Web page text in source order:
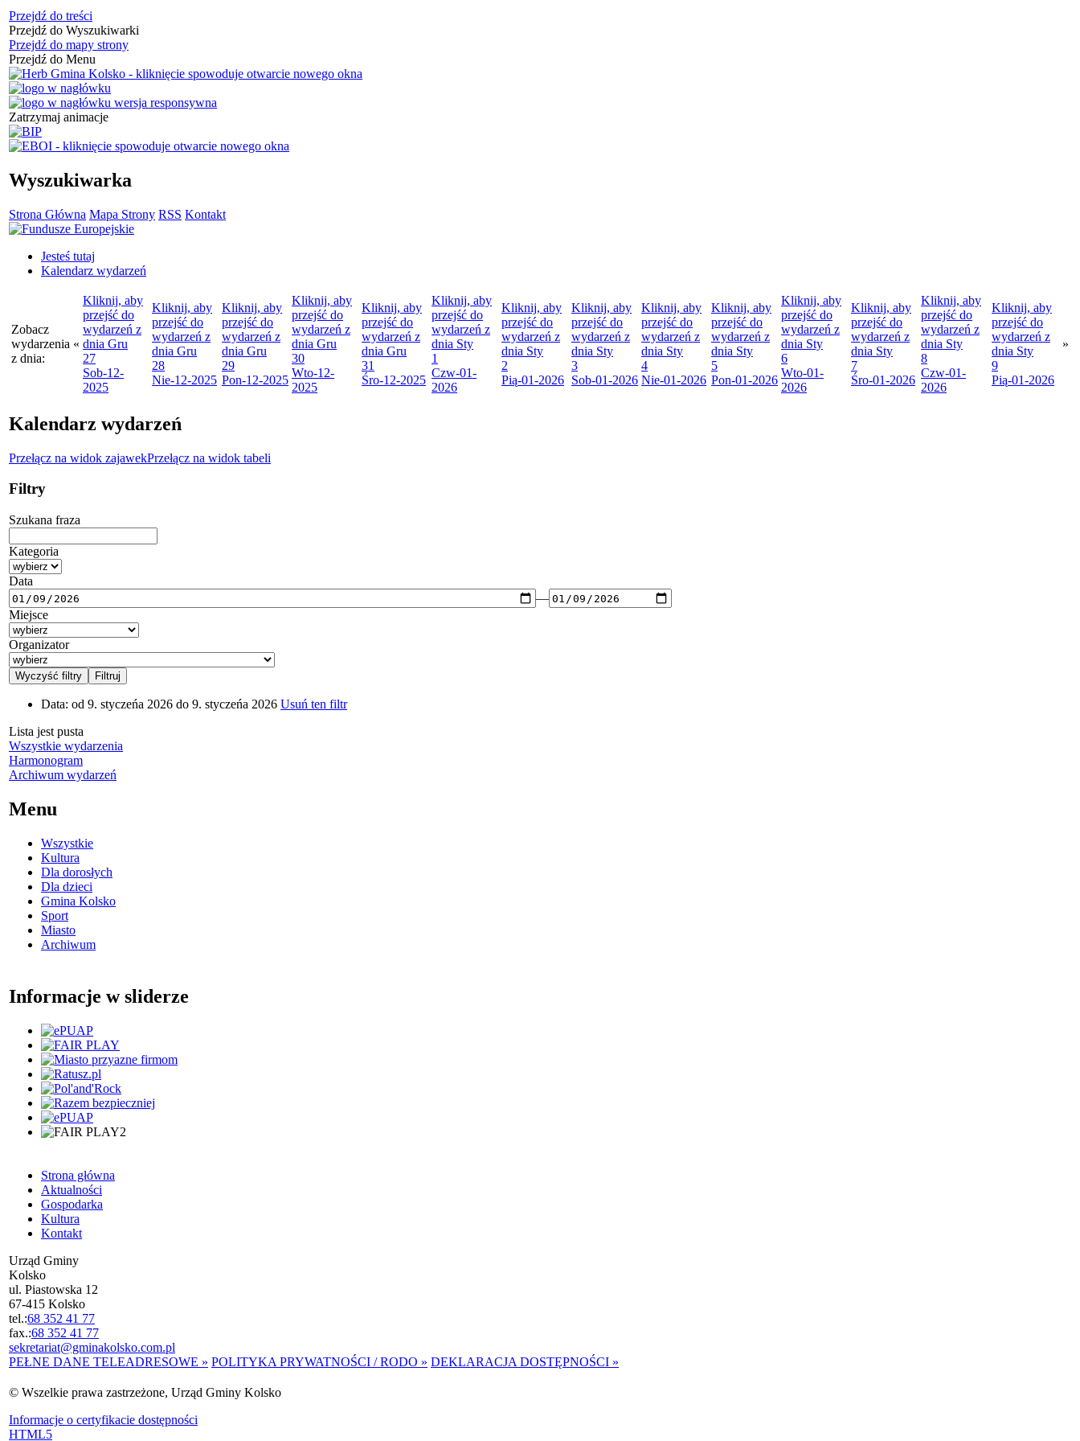
Przejdź do treści
Przejdź do Wyszukiwarki
Przejdź do mapy strony
Przejdź do Menu
Zatrzymaj animacje
Wyszukiwarka
Strona Główna Mapa Strony RSS Kontakt
Jesteś tutaj
Kalendarz wydarzeń
Zobacz
wydarzenia
z dnia:
«
Kliknij, aby
przejść do
wydarzeń z
dnia Gru
27
Sob-12-
2025
Kliknij, aby
przejść do
wydarzeń z
dnia Gru
28
Nie-12-2025
Kliknij, aby
przejść do
wydarzeń z
dnia Gru
29
Pon-12-2025
Kliknij, aby
przejść do
wydarzeń z
dnia Gru
30
Wto-12-
2025
Kliknij, aby
przejść do
wydarzeń z
dnia Gru
31
Śro-12-2025
Kliknij, aby
przejść do
wydarzeń z
dnia Sty
1
Czw-01-
2026
Kliknij, aby
przejść do
wydarzeń z
dnia Sty
2
Pią-01-2026
Kliknij, aby
przejść do
wydarzeń z
dnia Sty
3
Sob-01-2026
Kliknij, aby
przejść do
wydarzeń z
dnia Sty
4
Nie-01-2026
Kliknij, aby
przejść do
wydarzeń z
dnia Sty
5
Pon-01-2026
Kliknij, aby
przejść do
wydarzeń z
dnia Sty
6
Wto-01-
2026
Kliknij, aby
przejść do
wydarzeń z
dnia Sty
7
Śro-01-2026
Kliknij, aby
przejść do
wydarzeń z
dnia Sty
8
Czw-01-
2026
Kliknij, aby
przejść do
wydarzeń z
dnia Sty
9
Pią-01-2026
»
Kalendarz wydarzeń
Przełącz na widok zajawekPrzełącz na widok tabeli
Filtry
Szukana fraza
Kategoria
Data
—
Miejsce
Organizator
Data: od 9. styczeńa 2026 do 9. styczeńa 2026 Usuń ten filtr
Lista jest pusta
Wszystkie wydarzenia
Harmonogram
Archiwum wydarzeń
Menu
Wszystkie
Kultura
Dla dorosłych
Dla dzieci
Gmina Kolsko
Sport
Miasto
Archiwum
Informacje w sliderze
Strona główna
Aktualności
Gospodarka
Kultura
Kontakt
Urząd Gminy
Kolsko
ul. Piastowska 12
67-415 Kolsko
tel.:68 352 41 77
fax.:68 352 41 77
sekretariat@gminakolsko.com.pl
PEŁNE DANE TELEADRESOWE » POLITYKA PRYWATNOŚCI / RODO » DEKLARACJA DOSTĘPNOŚCI »
© Wszelkie prawa zastrzeżone, Urząd Gminy Kolsko
Informacje o certyfikacie dostępności
HTML5